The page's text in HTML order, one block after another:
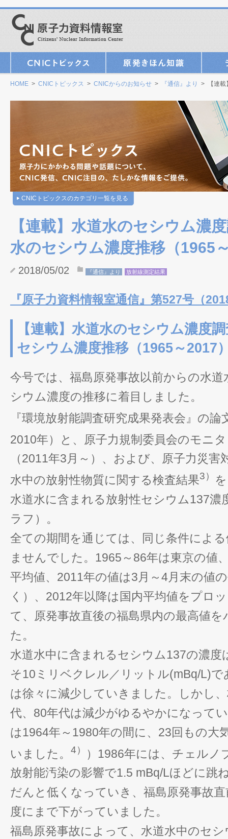
HOME > CNICトピックス > CNICからのお知らせ > 『通信』より > 【連載
CNICトピックスのカテゴリ一覧を見る
【連載】水道水のセシウム濃
水のセシウム濃度推移（1965
2018/05/02 『通信』より 放射線測定結果
『原子力資料情報室通信』第527号（
【連載】水道水のセシウム濃度
セシウム濃度推移（1965～2017
今号では、福島原発事故以前からの水
シウム濃度の推移に着目しました。
『環境放射能調査研究成果発表会』の論
2010年）と、原子力規制委員会のモニ
（2011年3月～）、および、原子力災
水中の放射性物質に関する検査結果3）
水道水に含まれる放射性セシウム137濃
ラフ）。
全ての期間を通じては、同じ条件によ
ませんでした。1965～86年は東京の値
平均値、2011年の値は3月～4月末の値
く）、2012年以降は国内平均値をプロ
て、原発事故直後の福島県内の最高値
た。
水道水中に含まれるセシウム137の濃度
そ10ミリベクレル／リットル(mBq/L)
は徐々に減少していきました。しかし
代、80年代は減少がゆるやかになって
は1964年～1980年の間に、23回もの大
いました。
4）
）1986年には、チェルノ
放射能汚染の影響で1.5 mBq/Lほどに跳
だんと低くなっていき、福島原発事故
度にまで下がっていました。
福島原発事故によって、水道水中のセ